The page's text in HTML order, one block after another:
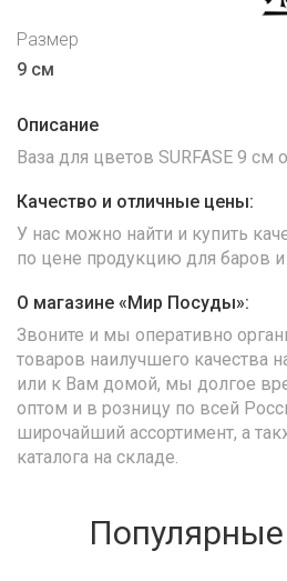
Размер
9 cм
Описание
Ваза для цветов SURFASE 9 см
Качество и отличные цены:
У нас можно найти и купить
по цене продукцию для баров и
О магазине «Мир Посуды»:
Звоните и мы оперативно
товаров наилучшего качества
или к Вам домой, мы долгое
оптом и в розницу по всей
широчайший ассортимент, а
каталога на складе.